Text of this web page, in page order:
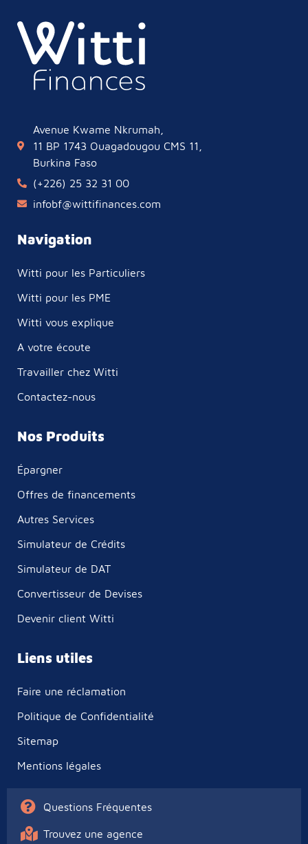
Avenue Kwame Nkrumah,
11 BP 1743 Ouagadougou CMS 11,
Burkina Faso
(+226) 25 32 31 00
infobf@wittifinances.com
Navigation
Witti pour les Particuliers
Witti pour les PME
Witti vous explique
A votre écoute
Travailler chez Witti
Contactez-nous
Nos Produits
Épargner
Offres de financements
Autres Services
Simulateur de Crédits
Simulateur de DAT
Convertisseur de Devises
Devenir client Witti
Liens utiles
Faire une réclamation
Politique de Confidentialité
Sitemap
Mentions légales
Questions Fréquentes
Trouvez une agence